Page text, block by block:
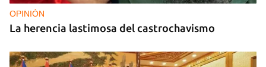
OPINIÓN
La herencia lastimosa del castrochavismo